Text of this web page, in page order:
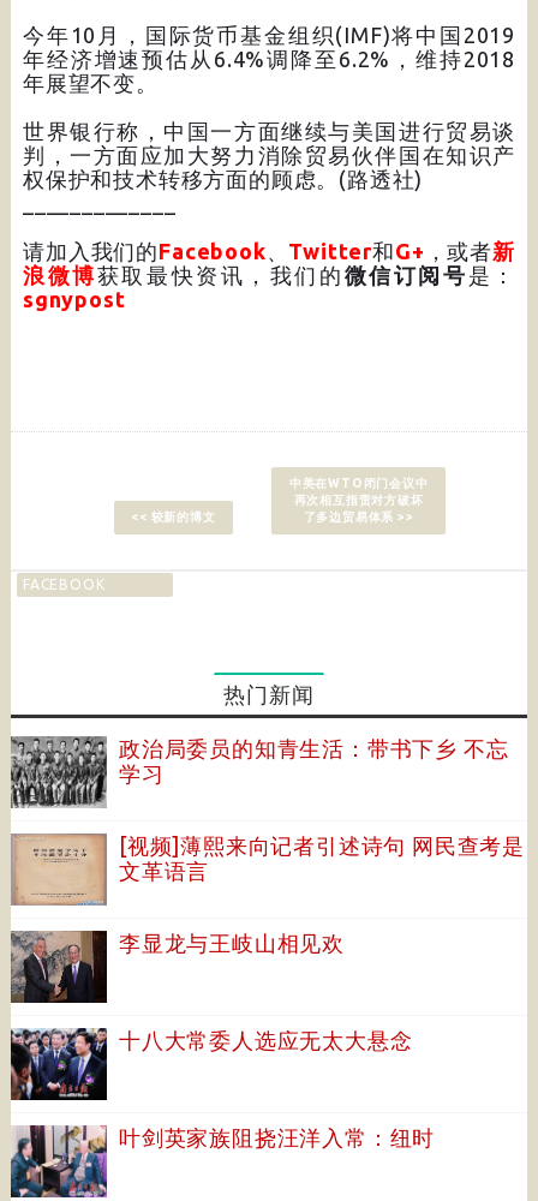
今年10月，国际货币基金组织(IMF)将中国2019
年经济增速预估从6.4%调降至6.2%，维持2018
年展望不变。
世界银行称，中国一方面继续与美国进行贸易谈
判，一方面应加大努力消除贸易伙伴国在知识产
权保护和技术转移方面的顾虑。(路透社)
请加入我们的Facebook Twitter和G+ ，或者新
浪微博获取最快资讯，我们的 微信订阅号 是：
sgnypost
<< 较新的博文
中美在WTO闭门会议中
再次相互指责对方破坏
了多边贸易体系 >>
FACEBOOK
热门新闻
政治局委员的知青生活：带书下乡 不忘
学习
[视频]薄熙来向记者引述诗句 网民查考是
文革语言
李显龙与王岐山相见欢
十八大常委人选应无太大悬念
叶剑英家族阻挠汪洋入常：纽时